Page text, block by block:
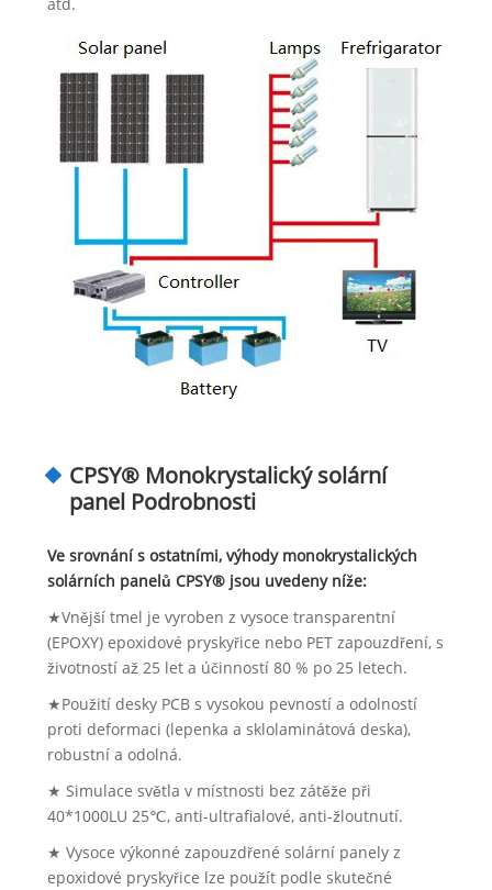
CPSY® Monokrystalický solární
panel Podrobnosti
Ve srovnání s ostatními, výhody monokrystalických
solárních panelů CPSY® jsou uvedeny níže:
★Vnější tmel je vyroben z vysoce transparentní
(EPOXY) epoxidové pryskyřice nebo PET zapouzdření, s
životností až 25 let a účinností 80 % po 25 letech.
★Použití desky PCB s vysokou pevností a odolností
proti deformaci (lepenka a sklolaminátová deska),
robustní a odolná.
★ Simulace světla v místnosti bez zátěže při
40*1000LU 25℃, anti-ultrafialové, anti-žloutnutí.
★ Vysoce výkonné zapouzdřené solární panely z
epoxidové pryskyřice lze použít podle skutečné